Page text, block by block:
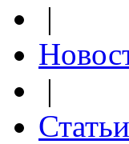
|
|
Статьи